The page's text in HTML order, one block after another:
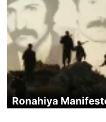
Ronahiya